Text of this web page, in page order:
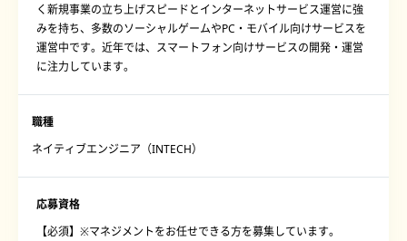
く新規事業の立ち上げスピードとインターネットサービス運営に強
みを持ち、多数のソーシャルゲームやPC・モバイル向けサービスを
運営中です。近年では、スマートフォン向けサービスの開発・運営
に注力しています。
職種
ネイティブエンジニア（INTECH）
応募資格
【必須】※マネジメントをお任せできる方を募集しています。